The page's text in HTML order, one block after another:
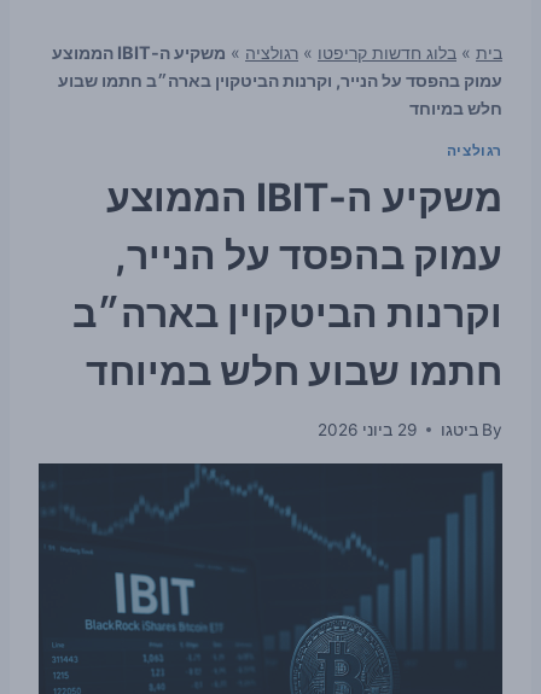
בית » בלוג חדשות קריפטו » רגולציה »
משקיע ה-IBIT הממוצע
עמוק בהפסד על הנייר, וקרנות הביטקוין בארה״ב חתמו שבוע
חלש במיוחד
רגולציה
משקיע ה-IBIT הממוצע
עמוק בהפסד על הנייר,
וקרנות הביטקוין בארה״ב
חתמו שבוע חלש במיוחד
By ביטגו 29 ביוני 2026